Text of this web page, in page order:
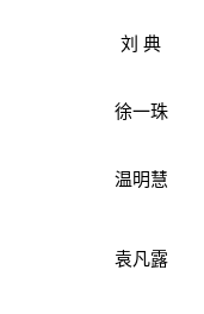
刘 典
徐一珠
温明慧
袁凡露